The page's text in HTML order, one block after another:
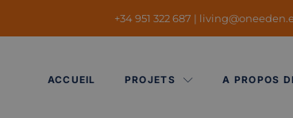
+34 951 322 687 |
ACCUEIL PROJETS A PROPOS